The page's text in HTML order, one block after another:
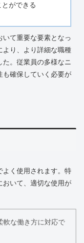
ができる
て重要な要素となっ
より、より詳細な職種
。従業員の多様なニ
も確保していく必要が
よく使用されます。特
おいて、適切な使用が
軟な働き方に対応で